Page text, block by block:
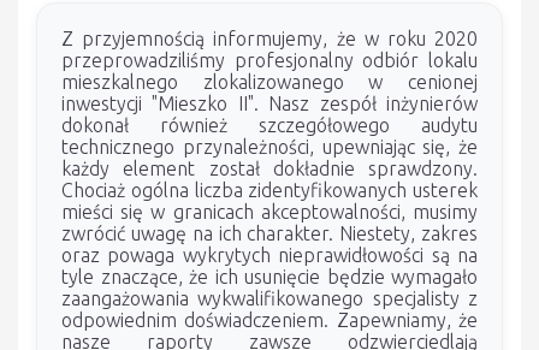
Z przyjemnością informujemy, że w roku 2020
przeprowadziliśmy profesjonalny odbiór lokalu
mieszkalnego zlokalizowanego w cenionej
inwestycji "Mieszko II". Nasz zespół inżynierów
dokonał również szczegółowego audytu
technicznego przynależności, upewniając się, że
każdy element został dokładnie sprawdzony.
Chociaż ogólna liczba zidentyfikowanych usterek
mieści się w granicach akceptowalności, musimy
zwrócić uwagę na ich charakter. Niestety, zakres
oraz powaga wykrytych nieprawidłowości są na
tyle znaczące, że ich usunięcie będzie wymagało
zaangażowania wykwalifikowanego specjalisty z
odpowiednim doświadczeniem. Zapewniamy, że
nasze raporty zawsze odzwierciedlają